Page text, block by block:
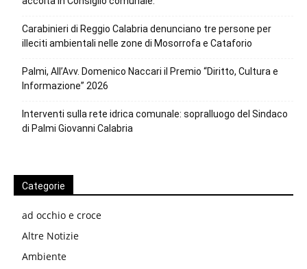
Carabinieri di Reggio Calabria denunciano tre persone per
illeciti ambientali nelle zone di Mosorrofa e Cataforio
Palmi, All’Avv. Domenico Naccari il Premio “Diritto, Cultura e
Informazione” 2026
Interventi sulla rete idrica comunale: sopralluogo del Sindaco
di Palmi Giovanni Calabria
Categorie
ad occhio e croce
Altre Notizie
Ambiente